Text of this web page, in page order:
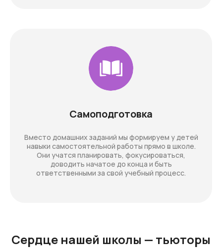
Самоподготовка
Вместо домашних заданий мы формируем у детей
навыки самостоятельной работы прямо в школе.
Они учатся планировать, фокусироваться,
доводить начатое до конца и быть
ответственными за свой учебный процесс.
Сердце нашей школы — тьюторы